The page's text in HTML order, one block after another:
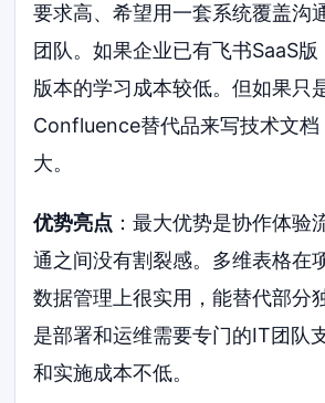
要求高、希望用一套系统覆盖沟
团队。如果企业已有飞书SaaS
版本的学习成本较低。但如果只
Confluence替代品来写技术文档
大。
优势亮点 ：最大优势是协作体验
通之间没有割裂感。多维表格在
数据管理上很实用，能替代部分
是部署和运维需要专门的IT团队
和实施成本不低。